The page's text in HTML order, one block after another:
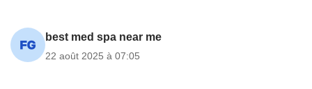
best med spa near me
22 août 2025 à 07:05